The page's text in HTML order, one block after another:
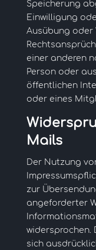
Speicherung
Einwilligung
Ausübung oder
einer anderen
Person oder
öffentlichen
oder eines
Mails
Der Nutzung
zur
angeforderter
widersprochen.
sich